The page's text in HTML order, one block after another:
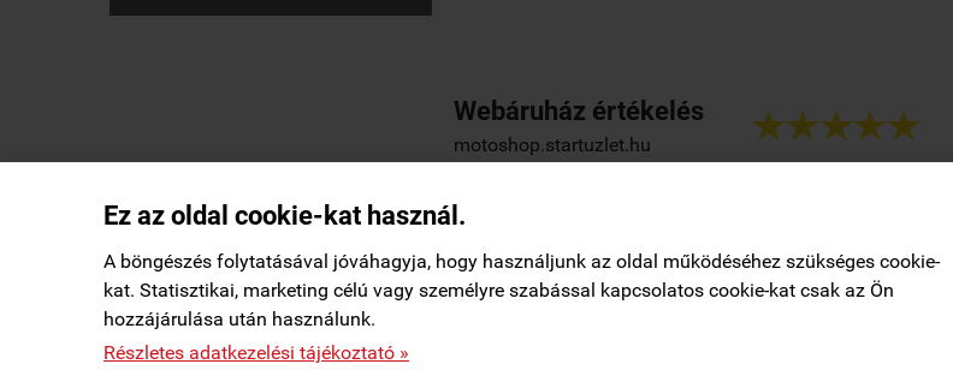
Ez az oldal cookie-kat használ.
A böngészés folytatásával jóváhagyja, hogy használjunk az oldal működéséhez szükséges cookie-
kat. Statisztikai, marketing célú vagy személyre szabással kapcsolatos cookie-kat csak az Ön
hozzájárulása után használunk.
Részletes adatkezelési tájékoztató »
Webáruház értékelés
motoshop.startuzlet.hu

Elállás a szerződéstől|Barion|Kezdőlap|Regisztráció|Rendelési feltételek|Elérhetőségek|Kosár
motoshop.startuzlet.hu - SB Motoralkatrész Kft.
Márk Miskolc településről
Vásárolt a webáruházban
11 órával ezelőtt StartÜzlet által hitelesítve